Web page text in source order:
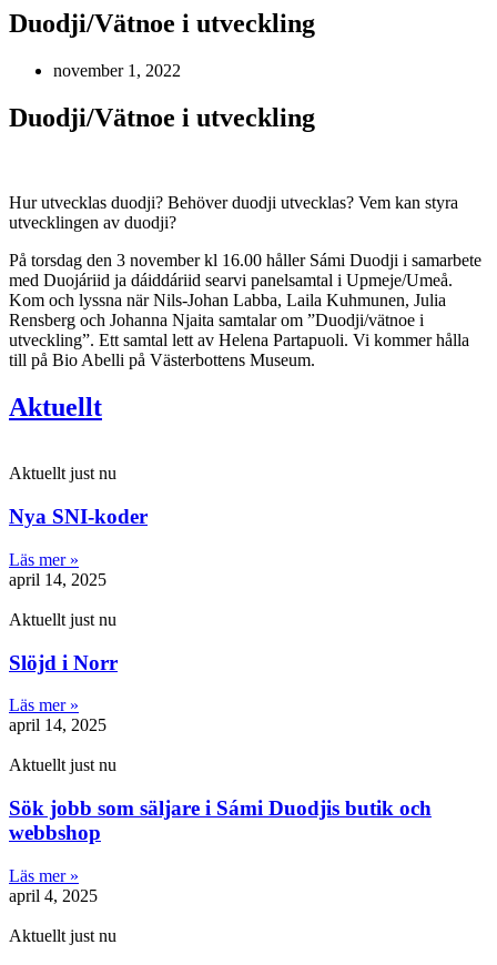
Duodji/Vätnoe i utveckling
november 1, 2022
Duodji/Vätnoe i utveckling
Hur utvecklas duodji? Behöver duodji utvecklas? Vem kan styra
utvecklingen av duodji?
På torsdag den 3 november kl 16.00 håller Sámi Duodji i samarbete
med Duojáriid ja dáiddáriid searvi panelsamtal i Upmeje/Umeå.
Kom och lyssna när Nils-Johan Labba, Laila Kuhmunen, Julia
Rensberg och Johanna Njaita samtalar om ”Duodji/vätnoe i
utveckling”. Ett samtal lett av Helena Partapuoli. Vi kommer hålla
till på Bio Abelli på Västerbottens Museum.
Aktuellt
Aktuellt just nu
Nya SNI-koder
Läs mer »
april 14, 2025
Aktuellt just nu
Slöjd i Norr
Läs mer »
april 14, 2025
Aktuellt just nu
Sök jobb som säljare i Sámi Duodjis butik och
webbshop
Läs mer »
april 4, 2025
Aktuellt just nu